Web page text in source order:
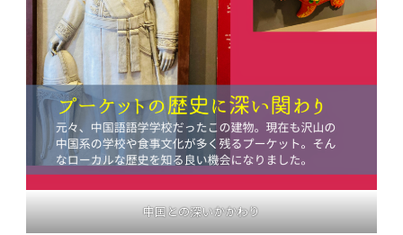
中国との深いかかわり